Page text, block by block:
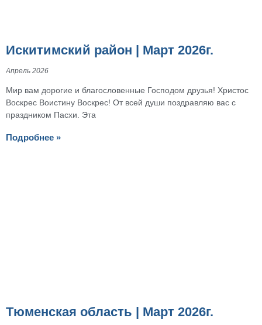
Искитимский район | Март 2026г.
Апрель 2026
Мир вам дорогие и благословенные Господом друзья! Христос
Воскрес Воистину Воскрес! От всей души поздравляю вас с
праздником Пасхи. Эта
Подробнее »
Тюменская область | Март 2026г.